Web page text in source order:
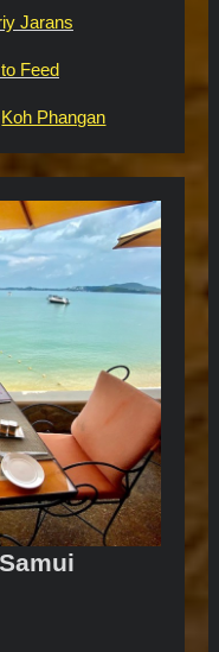
Jarans
Feed
Koh Phangan